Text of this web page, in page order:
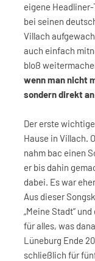
eigene
bei seinen
Villach
auch einfach
bloß
wenn man nicht
sondern direkt
Der erste
Hause in Villach.
nahm bac einen
er bis dahin
dabei. Es war
Aus dieser
„Meine Stadt“
für alles, was
Lüneburg Ende
schließlich für